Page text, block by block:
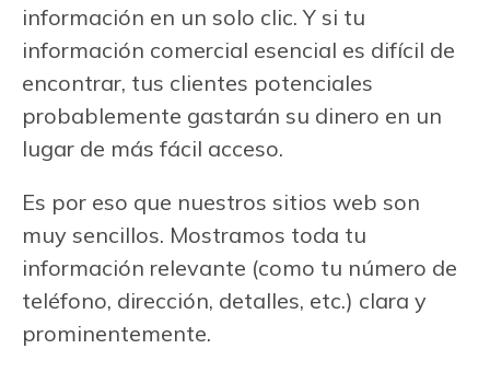
información en un solo clic. Y si tu
información comercial esencial es difícil de
encontrar, tus clientes potenciales
probablemente gastarán su dinero en un
lugar de más fácil acceso.
Es por eso que nuestros sitios web son
muy sencillos. Mostramos toda tu
información relevante (como tu número de
teléfono, dirección, detalles, etc.) clara y
prominentemente.